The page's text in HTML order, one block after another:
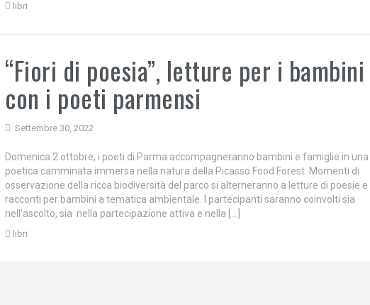
libri
“Fiori di poesia”, letture per i bambini
con i poeti parmensi
Settembre 30, 2022
Domenica 2 ottobre, i poeti di Parma accompagneranno bambini e famiglie in una
poetica camminata immersa nella natura della Picasso Food Forest. Momenti di
osservazione della ricca biodiversità del parco si alterneranno a letture di poesie e
racconti per bambini a tematica ambientale. I partecipanti saranno coinvolti sia
nell’ascolto, sia nella partecipazione attiva e nella […]
libri